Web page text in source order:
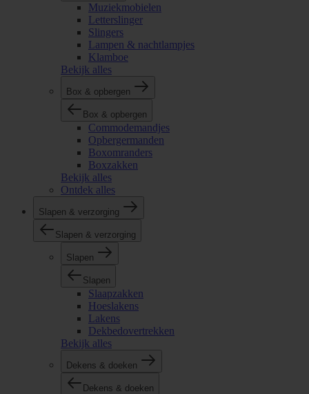
Muziekmobielen
Letterslinger
Slingers
Lampen & nachtlampjes
Klamboe
Bekijk alles
Box & opbergen
Box & opbergen
Commodemandjes
Opbergermanden
Boxomranders
Boxzakken
Bekijk alles
Ontdek alles
Slapen & verzorging
Slapen & verzorging
Slapen
Slapen
Slaapzakken
Hoeslakens
Lakens
Dekbedovertrekken
Bekijk alles
Dekens & doeken
Dekens & doeken